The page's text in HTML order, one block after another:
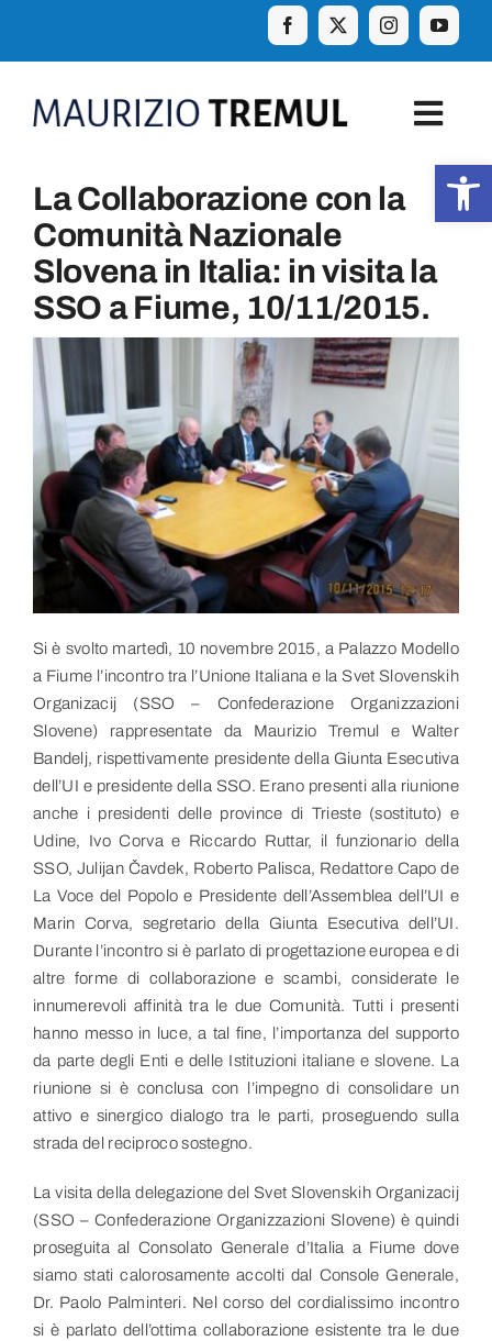
content
Home
Biografia
Eventi
Curiosità e aforismi
Link utili
Contatti
La Collaborazione con la
Comunità Nazionale
Slovena in Italia: in visita la
SSO a Fiume, 10/11/2015.
Si è svolto martedì, 10 novembre 2015, a Palazzo Modello
a Fiume l’incontro tra l’Unione Italiana e la Svet Slovenskih
Organizacij (SSO – Confederazione Organizzazioni
Slovene) rappresentate da Maurizio Tremul e Walter
Bandelj, rispettivamente presidente della Giunta Esecutiva
dell’UI e presidente della SSO. Erano presenti alla riunione
anche i presidenti delle province di Trieste (sostituto) e
Udine, Ivo Corva e Riccardo Ruttar, il funzionario della
SSO, Julijan Čavdek, Roberto Palisca, Redattore Capo de
La Voce del Popolo e Presidente dell’Assemblea dell’UI e
Marin Corva, segretario della Giunta Esecutiva dell’UI.
Durante l’incontro si è parlato di progettazione europea e di
altre forme di collaborazione e scambi, considerate le
innumerevoli affinità tra le due Comunità. Tutti i presenti
hanno messo in luce, a tal fine, l’importanza del supporto
da parte degli Enti e delle Istituzioni italiane e slovene. La
riunione si è conclusa con l’impegno di consolidare un
attivo e sinergico dialogo tra le parti, proseguendo sulla
strada del reciproco sostegno.
La visita della delegazione del Svet Slovenskih Organizacij
(SSO – Confederazione Organizzazioni Slovene) è quindi
proseguita al Consolato Generale d’Italia a Fiume dove
siamo stati calorosamente accolti dal Console Generale,
Dr. Paolo Palminteri. Nel corso del cordialissimo incontro
si è parlato dell’ottima collaborazione esistente tra le due